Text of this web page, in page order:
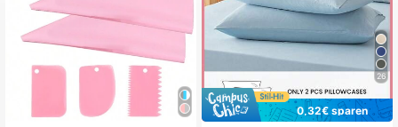
26
0,32€ sparen